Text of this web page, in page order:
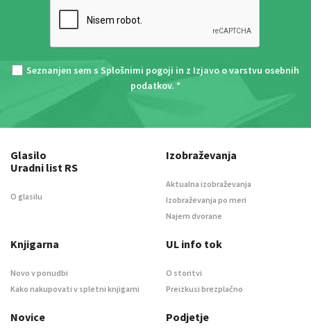
Seznanjen sem s Splošnimi pogoji in z Izjavo o varstvu osebnih
podatkov. *
Glasilo
Uradni list RS
O glasilu
Izobraževanja
Aktualna izobraževanja
Izobraževanja po meri
Najem dvorane
Knjigarna
Novo v ponudbi
Kako nakupovati v spletni knjigarni
UL info tok
O storitvi
Preizkusi brezplačno
Novice Podjetje